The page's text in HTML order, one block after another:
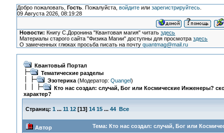
Добро пожаловать, Гость. Пожалуйста, войдитеили зарегистрируйтесь.
09 Августа 2026, 08:19:28
Новости: Книгу С.Доронина "Квантовая магия" читатьздесь
Материалы старого сайта "Физика Магии" доступны для просмотраздесь
О замеченных глюках просьба писать на почтуquantmag@mail.ru
Квантовый Портал
Тематические разделы
Эзотерика(Модератор: Quangel)
Кто нас создал: случай, Бог или Космические Инженеры?
характер?
Страниц: 1 ... 11 12[13] 14 15 ... 44 Все
Автор Тема: Кто нас создал: случай, Бог или